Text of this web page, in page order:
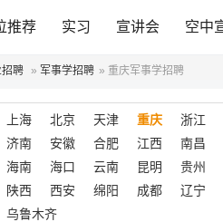
推荐 实习 宣讲会 空中
聘 » 军事学招聘 » 重庆军事学招聘
上海 北京 天津 重庆
浙江
济南
安徽 合肥 江西
南昌
海南
海口 云南 昆明
贵州
陕西
西安 绵阳 成都
辽宁
乌鲁木齐